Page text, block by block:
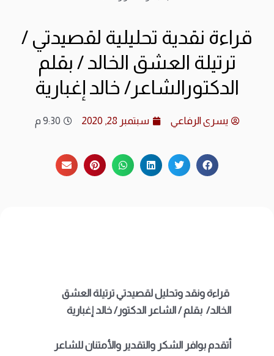
قراءة نقدية تحليلية لقصيدتي /
ترتيلة العشق الخالد / بقلم
الدكتورالشاعر/ خالد إغبارية
يسرى الرفاعي سبتمبر 28, 2020 9:30 م
قراءة ونقد وتحليل لقصيدتي ترتيلة العشق
الخالد/ بقلم / الشاعر الدكتور/ خالد إغبارية
أتقدم بوافر الشكر والتقدير والأمتنان للشاعر